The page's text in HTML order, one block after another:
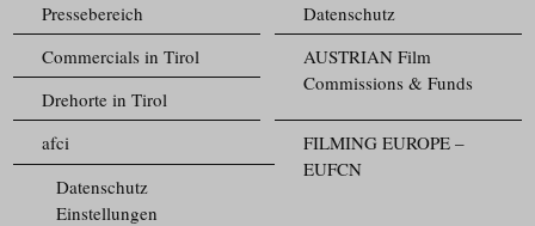
Pressebereich
Datenschutz
Commercials in Tirol
AUSTRIAN Film
Commissions & Funds
Drehorte in Tirol
FILMING EUROPE –
EUFCN
afci
Datenschutz
Einstellungen